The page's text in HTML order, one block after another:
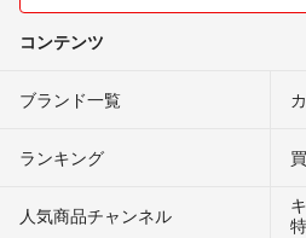
コンテンツ
ブランド一覧
ランキング
人気商品チャンネル